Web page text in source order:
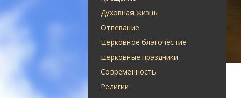
Духовная жизнь
Отпевание
Церковное благочестие
Церковные праздники
Современность
Религии